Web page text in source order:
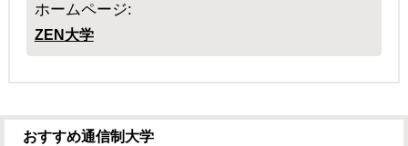
ホームページ:
ZEN大学
おすすめ通信制大学